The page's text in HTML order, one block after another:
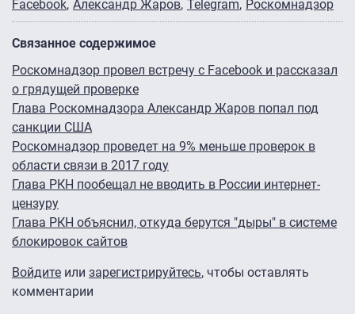
Facebook Александр Жаров Telegram Роскомнадзор
Связанное содержимое
Роскомнадзор провел встречу с Facebook и рассказал
о грядущей проверке
Глава Роскомнадзора Александр Жаров попал под
санкции США
Роскомнадзор проведет на 9% меньше проверок в
области связи в 2017 году
Глава РКН пообещал не вводить в России интернет-
цензуру
Глава РКН объяснил, откуда берутся "дыры" в системе
блокировок сайтов
Войдите или зарегистрируйтесь, чтобы оставлять
комментарии